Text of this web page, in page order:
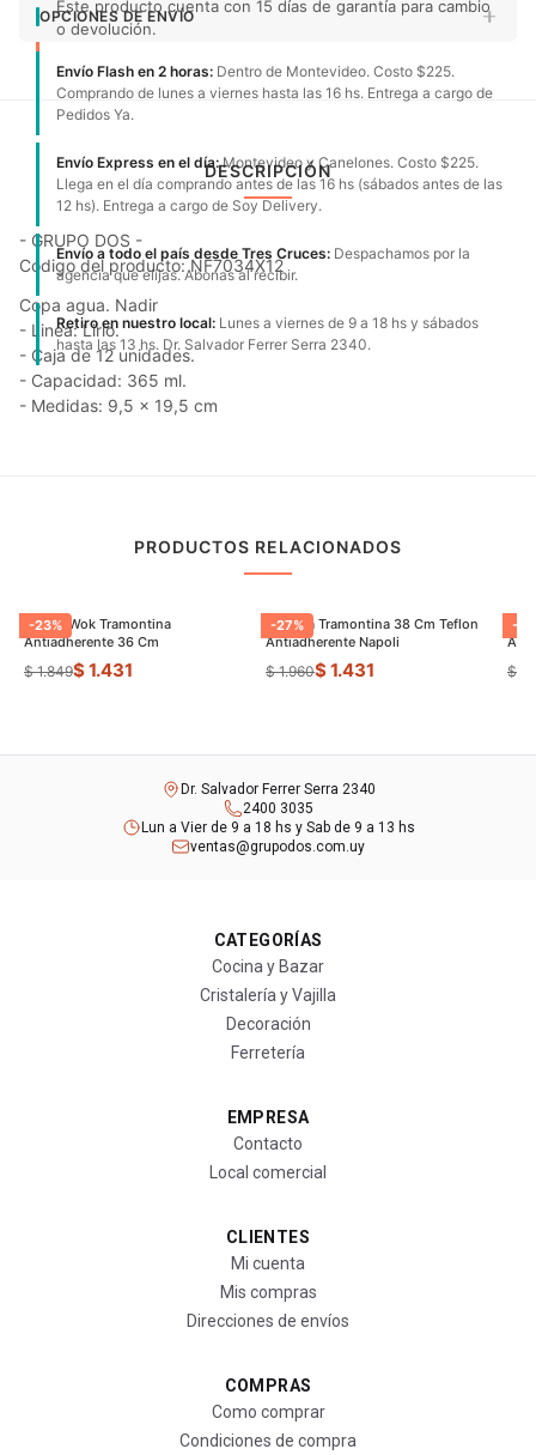
Este producto cuenta con 15 días de garantía para cambio
o devolución.
OPCIONES DE ENVÍO
Envío Flash en 2 horas: Dentro de Montevideo. Costo $225.
Comprando de lunes a viernes hasta las 16 hs. Entrega a cargo de
Pedidos Ya.
Envío Express en el día:Montevideo y Canelones. Costo $225.
Llega en el día comprando antes de las 16 hs (sábados antes de las
12 hs). Entrega a cargo de Soy Delivery.
Envío a todo el país desde Tres Cruces: Despachamos por la
agencia que elijas. Abonas al recibir.
Retiro en nuestro local: Lunes a viernes de 9 a 18 hs y sábados
hasta las 13 hs. Dr. Salvador Ferrer Serra 2340.
DESCRIPCIÓN
- GRUPO DOS -
Código del producto: NF7034X12
Copa agua. Nadir
- Linea: Lirio.
- Caja de 12 unidades.
- Capacidad: 365 ml.
- Medidas: 9,5 x 19,5 cm
PRODUCTOS RELACIONADOS
-23%
Sarten Wok Tramontina
Antiadherente 36 Cm
$ 1.849$ 1.431
-27%
Paellera Tramontina 38 Cm Teflon
Antiadherente Napoli
$ 1.960$ 1.431
-
$
Dr. Salvador Ferrer Serra 2340
2400 3035
Lun a Vier de 9 a 18 hs y Sab de 9 a 13 hs
ventas@grupodos.com.uy
CATEGORÍAS
Cocina y Bazar
Cristalería y Vajilla
Decoración
Ferretería
EMPRESA
Contacto
Local comercial
CLIENTES
Mi cuenta
Mis compras
Direcciones de envíos
COMPRAS
Como comprar
Condiciones de compra